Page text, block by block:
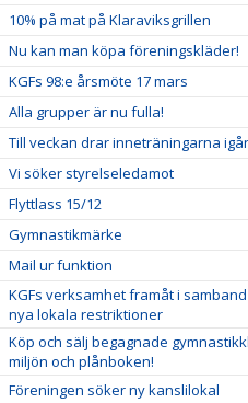
10% på mat på Klaraviksgrillen
Nu kan man köpa föreningskläder!
KGFs 98:e årsmöte 17 mars
Alla grupper är nu fulla!
Till veckan drar inneträningarna
Vi söker styrelseledamot
Flyttlass 15/12
Gymnastikmärke
Mail ur funktion
KGFs verksamhet framåt i
nya lokala restriktioner
Köp och sälj begagnade
miljön och plånboken!
Föreningen söker ny kanslilokal